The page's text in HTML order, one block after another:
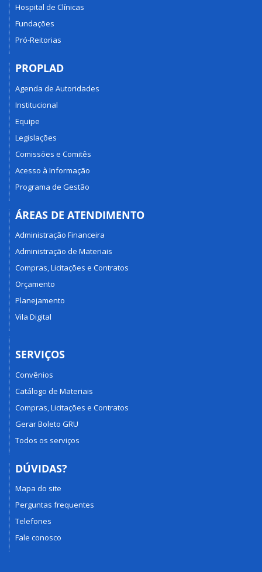
Hospital de Clínicas
Fundações
Pró-Reitorias
PROPLAD
Agenda de Autoridades
Institucional
Equipe
Legislações
Comissões e Comitês
Acesso à Informação
Programa de Gestão
ÁREAS DE ATENDIMENTO
Administração Financeira
Administração de Materiais
Compras, Licitações e Contratos
Orçamento
Planejamento
Vila Digital
SERVIÇOS
Convênios
Catálogo de Materiais
Compras, Licitações e Contratos
Gerar Boleto GRU
Todos os serviços
DÚVIDAS?
Mapa do site
Perguntas frequentes
Telefones
Fale conosco